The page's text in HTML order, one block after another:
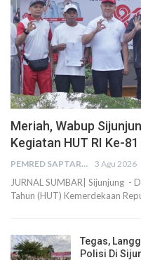
Meriah, Wabup
Kegiatan HUT RI Ke-
PEMRED SAPTARIUS 3 Agu 2026
JURNAL SUMBAR| Sijunjung -
Tahun (HUT) Kemerdekaan
Tegas,
Polisi Di